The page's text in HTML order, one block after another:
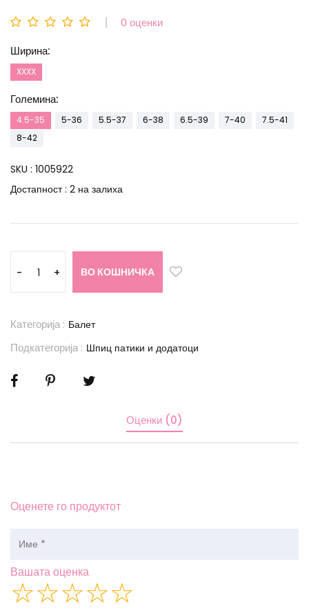
0 оценки
Ширина:
XXXX
Големина:
4.5-35 5-36 5.5-37 6-38 6.5-39 7-40
7.5-41
8-42
SKU : 1005922
Достапност : 2 на залиха
- + ВО КОШНИЧКА
Категорија : Балет
Подкатегорија : Шпиц патики и додатоци
Оценки (0)
Оценете го продуктот
Вашата оценка
☆
☆
☆
☆
☆